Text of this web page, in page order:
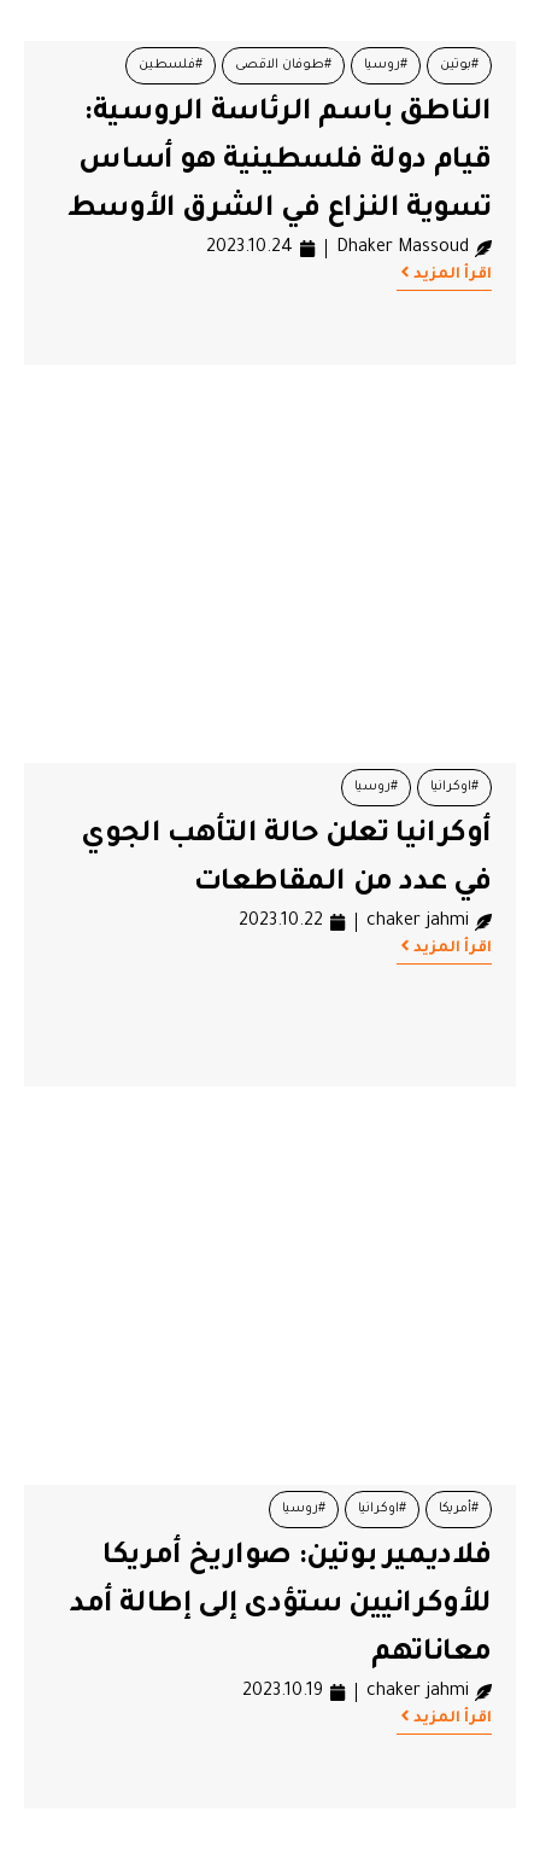
#بوتين #روسيا #طوفان الاقصى #فلسطين
الناطق باسم الرئاسة الروسية:
قيام دولة فلسطينية هو أساس
تسوية النزاع في الشرق الأوسط
Dhaker Massoud
2023.10.24
اقرأ المزيد
#اوكرانيا #روسيا
أوكرانيا تعلن حالة التأهب الجوي
في عدد من المقاطعات
chaker jahmi
2023.10.22
اقرأ المزيد
#أمريكا #اوكرانيا #روسيا
فلاديمير بوتين: صواريخ أمريكا
للأوكرانيين ستؤدى إلى إطالة أمد
معاناتهم
chaker jahmi
2023.10.19
اقرأ المزيد